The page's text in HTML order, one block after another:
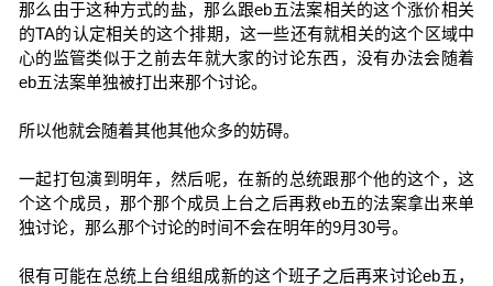
那么由于这种方式的盐，那么跟eb五法案相关的这个涨价相关
的TA的认定相关的这个排期，这一些还有就相关的这个区域中
心的监管类似于之前去年就大家的讨论东西，没有办法会随着
eb五法案单独被打出来那个讨论。
所以他就会随着其他其他众多的妨碍。
一起打包演到明年，然后呢，在新的总统跟那个他的这个，这
个这个成员，那个那个成员上台之后再救eb五的法案拿出来单
独讨论，那么那个讨论的时间不会在明年的9月30号。
很有可能在总统上台组组成新的这个班子之后再来讨论eb五，